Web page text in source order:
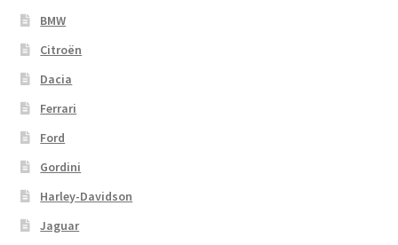
BMW
Citroën
Dacia
Ferrari
Ford
Gordini
Harley-Davidson
Jaguar